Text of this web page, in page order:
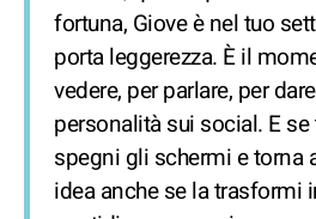
fortuna, Giove è nel tuo
porta leggerezza. È il
vedere, per parlare, per
personalità sui social. E
spegni gli schermi e torna
idea anche se la trasformi